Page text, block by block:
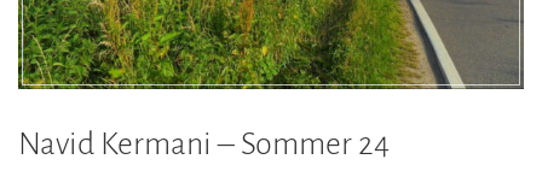
Navid Kermani – Sommer 24